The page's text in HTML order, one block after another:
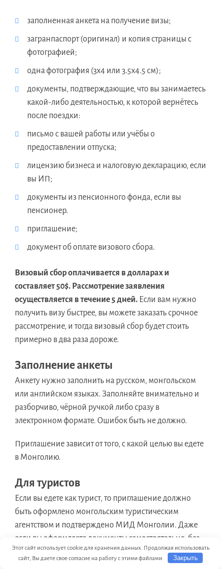
заполненная анкета на получение визы;
загранпаспорт (оригинал) и копия страницы с
фотографией;
одна фотография (3х4 или 3.5х4.5 см);
документы, подтверждающие, что вы занимаетесь
какой-либо деятельностью, к которой вернётесь
после поездки:
письмо с вашей работы или учёбы о
предоставлении отпуска;
лицензию бизнеса и налоговую декларацию, если
вы ИП;
документы из пенсионного фонда, если вы
пенсионер.
приглашение;
документ об оплате визового сбора.
Визовый сбор оплачивается в долларах и
составляет 50$. Рассмотрение заявления
осуществляется в течение 5 дней. Если вам нужно
получить визу быстрее, вы можете заказать срочное
рассмотрение, и тогда визовый сбор будет стоить
примерно в два раза дороже.
Заполнение анкеты
Анкету нужно заполнить на русском, монгольском
или английском языках. Заполняйте внимательно и
разборчиво, чёрной ручкой либо сразу в
электронном формате. Ошибок быть не должно.
Приглашение зависит от того, с какой целью вы едете
в Монголию.
Для туристов
Если вы едете как турист, то приглашение должно
быть оформлено монгольским туристическим
агентством и подтверждено МИД Монголии. Даже
если вы оформляете документы самостоятельно, без
помощи российских турагентств, вам всё равно
придётся обратиться в консульство Монголии.
Этот сайт использует cookie для хранения данных. Продолжая использовать
сайт, Вы даете свое согласие на работу с этими файлами.
Закрыть